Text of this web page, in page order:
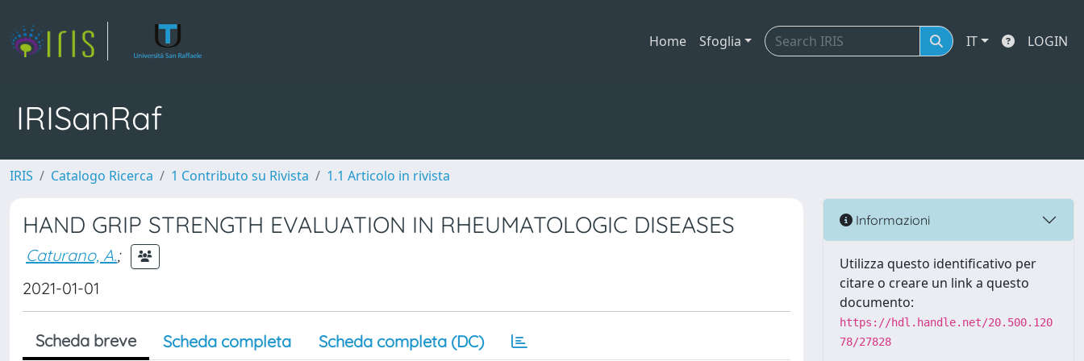
Home Sfoglia IT LOGIN
IRISanRaf
IRIS Catalogo Ricerca 1 Contributo su Rivista 1.1 Articolo in rivista
HAND GRIP STRENGTH EVALUATION IN RHEUMATOLOGIC DISEASES
Caturano, A.;
2021-01-01
Scheda breve Scheda completa Scheda completa (DC)
Informazioni
Utilizza questo identificativo per
citare o creare un link a questo
documento:
https://hdl.handle.net/20.500.120
78/27828